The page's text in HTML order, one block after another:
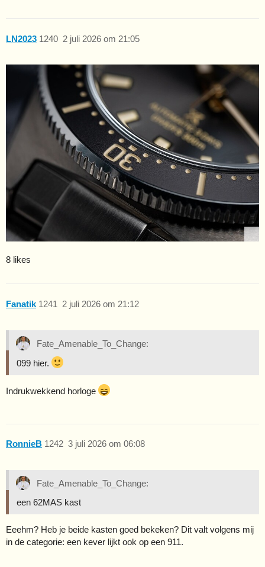
LN2023 2 juli 2026 om 21:05
1240
8 likes
Fanatik 2 juli 2026 om 21:12
1241
Fate_Amenable_To_Change:
099 hier.
Indrukwekkend horloge
RonnieB 3 juli 2026 om 06:08
1242
Fate_Amenable_To_Change:
een 62MAS kast
Eeehm? Heb je beide kasten goed bekeken? Dit valt volgens mij
in de categorie: een kever lijkt ook op een 911.